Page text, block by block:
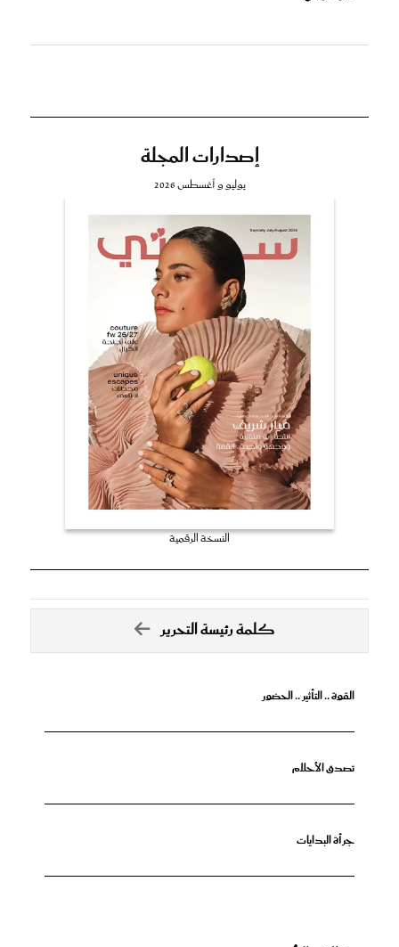
إصدارات المجلة
يوليو و أغسطس 2026
النسخة الرقمية
كلمة رئيسة التحرير
القوة .. التأثير .. الحضور
تصدق الأحلام
جرأة البدايات